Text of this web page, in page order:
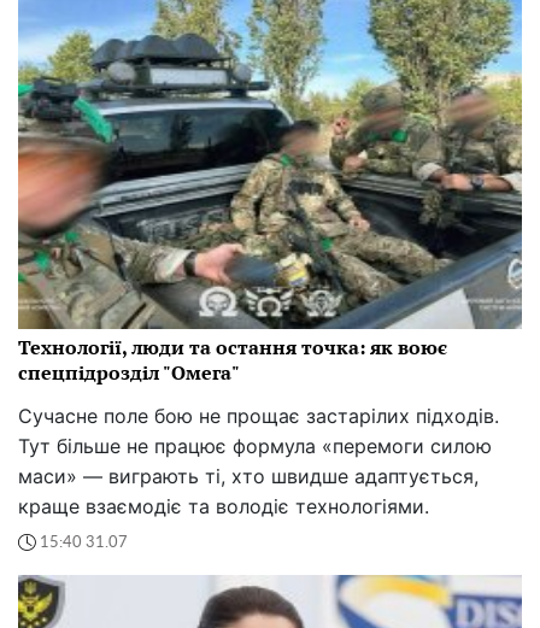
Технології, люди та остання точка: як воює
спецпідрозділ "Омега"
Сучасне поле бою не прощає застарілих підходів.
Тут більше не працює формула «перемоги силою
маси» — виграють ті, хто швидше адаптується,
краще взаємодіє та володіє технологіями.
15:40 31.07